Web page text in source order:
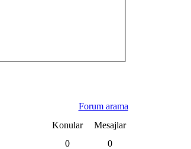
Forum arama
Konular
Mesajlar
0 0